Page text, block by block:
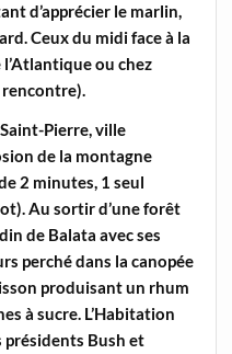
d’apprécier le marlin,
Ceux du midi face à la
l’Atlantique ou chez
rencontre).
Pierre, ville
de la montagne
2 minutes, 1 seul
Au sortir d’une forêt
de Balata avec ses
perché dans la canopée
produisant un rhum
à sucre. L’Habitation
présidents Bush et